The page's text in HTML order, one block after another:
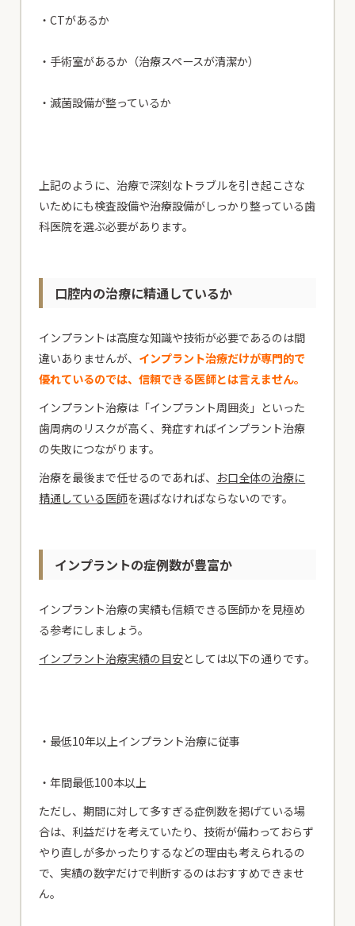
・CTがあるか
・手術室があるか（治療スペースが清潔か）
・滅菌設備が整っているか
上記のように、治療で深刻なトラブルを引き起こさな
いためにも検査設備や治療設備がしっかり整っている歯
科医院を選ぶ必要があります。
口腔内の治療に精通しているか
インプラントは高度な知識や技術が必要であるのは間
違いありませんが、 インプラント治療だけが専門的で
優れているのでは、信頼できる医師とは言えません。
インプラント治療は「インプラント周囲炎」といった
歯周病のリスクが高く、発症すればインプラント治療
の失敗につながります。
治療を最後まで任せるのであれば、 お口全体の治療に
精通している医師を選ばなければならないのです。
インプラントの症例数が豊富か
インプラント治療の実績も信頼できる医師かを見極め
る参考にしましょう。
インプラント治療実績の目安としては以下の通りです。
・最低10年以上インプラント治療に従事
・年間最低100本以上
ただし、期間に対して多すぎる症例数を掲げている場
合は、利益だけを考えていたり、技術が備わっておらず
やり直しが多かったりするなどの理由も考えられるの
で、実績の数字だけで判断するのはおすすめできませ
ん。